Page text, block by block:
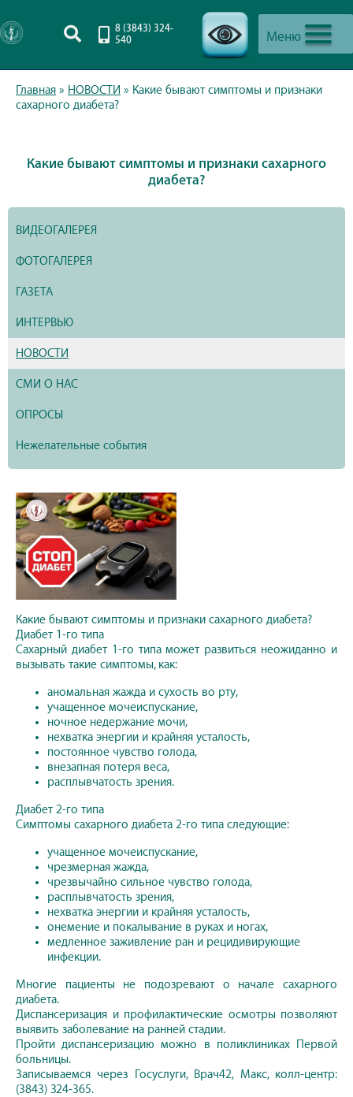
Меню
8 (3843) 324-
540
Главная » НОВОСТИ » Какие бывают симптомы и признаки
сахарного диабета?
Какие бывают симптомы и признаки сахарного
диабета?
ВИДЕОГАЛЕРЕЯ
ФОТОГАЛЕРЕЯ
ГАЗЕТА
ИНТЕРВЬЮ
НОВОСТИ
СМИ О НАС
ОПРОСЫ
Нежелательные события
Какие бывают симптомы и признаки сахарного диабета?
Диабет 1-го типа
Сахарный диабет 1-го типа может развиться неожиданно и
вызывать такие симптомы, как:
аномальная жажда и сухость во рту,
учащенное мочеиспускание,
ночное недержание мочи,
нехватка энергии и крайняя усталость,
постоянное чувство голода,
внезапная потеря веса,
расплывчатость зрения.
Диабет 2-го типа
Симптомы сахарного диабета 2-го типа следующие:
учащенное мочеиспускание,
чрезмерная жажда,
чрезвычайно сильное чувство голода,
расплывчатость зрения,
нехватка энергии и крайняя усталость,
онемение и покалывание в руках и ногах,
медленное заживление ран и рецидивирующие
инфекции.
Многие пациенты не подозревают о начале сахарного
диабета.
Диспансеризация и профилактические осмотры позволяют
выявить заболевание на ранней стадии.
Пройти диспансеризацию можно в поликлиниках Первой
больницы.
Записываемся через Госуслуги, Врач42, Макс, колл-центр:
(3843) 324-365.